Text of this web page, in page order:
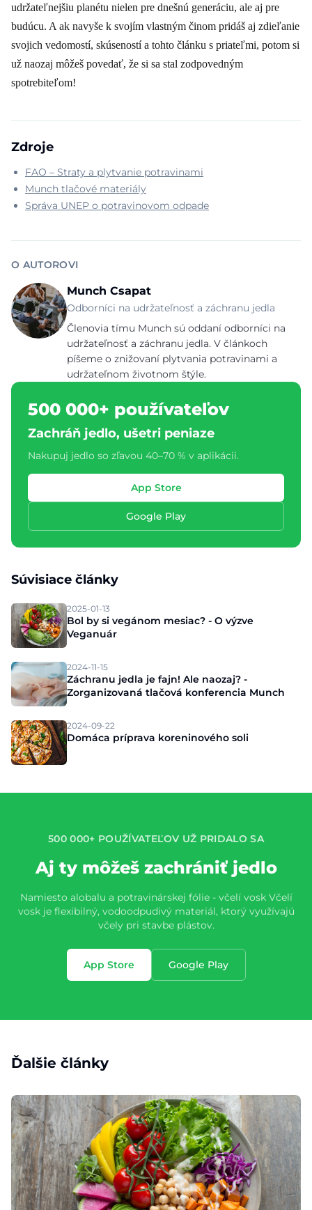
udržateľnejšiu planétu nielen pre dnešnú generáciu, ale aj pre
budúcu. A ak navyše k svojím vlastným činom pridáš aj zdieľanie
svojich vedomostí, skúseností a tohto článku s priateľmi, potom si
už naozaj môžeš povedať, že si sa stal zodpovedným
spotrebiteľom!
Zdroje
FAO – Straty a plytvanie potravinami
Munch tlačové materiály
Správa UNEP o potravinovom odpade
O AUTOROVI
Munch Csapat
Odborníci na udržateľnosť a záchranu jedla
Členovia tímu Munch sú oddaní odborníci na
udržateľnosť a záchranu jedla. V článkoch
píšeme o znižovaní plytvania potravinami a
udržateľnom životnom štýle.
500 000+ používateľov
Zachráň jedlo, ušetri peniaze
Nakupuj jedlo so zľavou 40–70 % v aplikácii.
App Store
Google Play
Súvisiace články
2025-01-13
Bol by si vegánom mesiac? - O výzve
Veganuár
2024-11-15
Záchranu jedla je fajn! Ale naozaj? -
Zorganizovaná tlačová konferencia Munch
2024-09-22
Domáca príprava koreninového soli
500 000+ POUŽÍVATEĽOV UŽ PRIDALO SA
Aj ty môžeš zachrániť jedlo
Namiesto alobalu a potravinárskej fólie - včelí vosk Včelí
vosk je flexibilný, vodoodpudivý materiál, ktorý využívajú
včely pri stavbe plástov.
App Store Google Play
Ďalšie články